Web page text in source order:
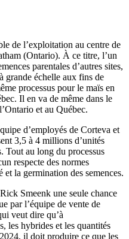
de l’exploitation au centre de
(Ontario). À ce titre, l’un
parentales d’autres sites,
grande échelle aux fins de
processus pour le maïs en
Il en va de même dans le
et au Québec.
d’employés de Corteva et
3,5 à 4 millions d’unités
Tout au long du processus
respecte des normes
la germination des semences.
Smeenk une seule chance
par l’équipe de vente de
veut dire qu’à
les hybrides et les quantités
il doit produire ce que les